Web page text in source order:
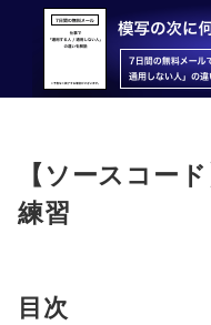
【ソースコー
練習
目次